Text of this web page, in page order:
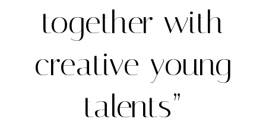
together with
creative young
talents”